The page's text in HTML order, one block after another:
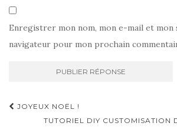
Enregistrer mon nom, mon e-mail et mon
navigateur pour mon prochain
Navigation
d'article
JOYEUX NOËL !
TUTORIEL DIY CUSTOMISATION